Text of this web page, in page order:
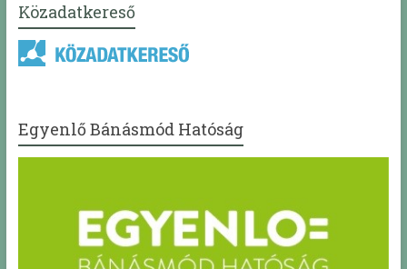
Közadatkereső
Egyenlő Bánásmód Hatóság